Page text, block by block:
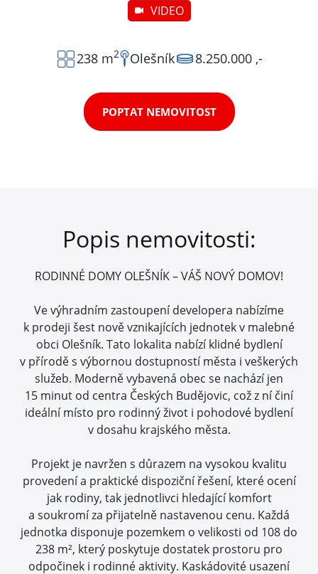
238 m2 Olešník 8.250.000 ,-
POPTAT NEMOVITOST
Popis nemovitosti:
RODINNÉ DOMY OLEŠNÍK – VÁŠ NOVÝ DOMOV!
Ve výhradním zastoupení developera nabízíme
k prodeji šest nově vznikajících jednotek v malebné
obci Olešník. Tato lokalita nabízí klidné bydlení
v přírodě s výbornou dostupností města i veškerých
služeb. Moderně vybavená obec se nachází jen
15 minut od centra Českých Budějovic, což z ní činí
ideální místo pro rodinný život i pohodové bydlení
v dosahu krajského města.
Projekt je navržen s důrazem na vysokou kvalitu
provedení a praktické dispoziční řešení, které ocení
jak rodiny, tak jednotlivci hledající komfort
a soukromí za přijatelně nastavenou cenu. Každá
jednotka disponuje pozemkem o velikosti od 108 do
238 m², který poskytuje dostatek prostoru pro
odpočinek i rodinné aktivity. Kaskádovité usazení